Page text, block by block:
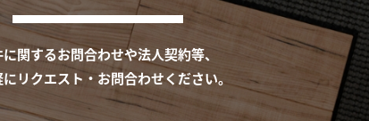
関するお問合わせや法人契約等、
リクエスト・お問合わせください。